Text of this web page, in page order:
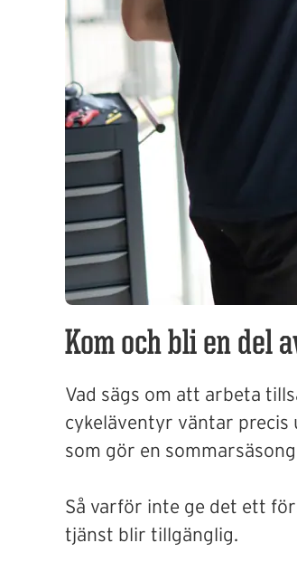
Kom och bli en del
Vad sägs om att arbeta
cykeläventyr väntar precis
som gör en
Så varför inte ge det ett
tjänst blir tillgänglig.